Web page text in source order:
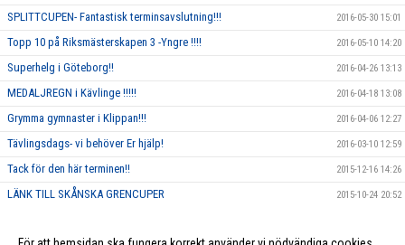
SPLITTCUPEN- Fantastisk terminsavslutning!!! 2016-05-30 15:01
Topp 10 på Riksmästerskapen 3 -Yngre !!!! 2016-05-10 14:20
Superhelg i Göteborg!! 2016-04-26 13:13
MEDALJREGN i Kävlinge !!!!! 2016-04-18 13:08
Grymma gymnaster i Klippan!!! 2016-04-06 12:27
Tävlingsdags- vi behöver Er hjälp! 2016-03-10 12:59
Tack för den här terminen!! 2015-12-16 14:26
LÄNK TILL SKÅNSKA GRENCUPER 2015-10-24 20:52